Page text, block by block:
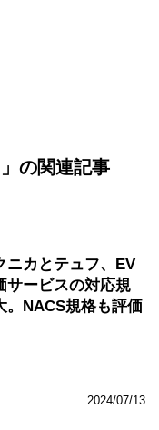
の関連記事
ニカとテュフ、EV
サービスの対応規
。NACS規格も評価
2024/07/13